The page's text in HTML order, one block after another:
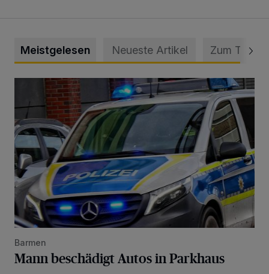
Meistgelesen Neueste Artikel Zum Thema
Mann beschädigt Autos in Parkhaus
Barmen
Mann beschädigt Autos in Parkhaus